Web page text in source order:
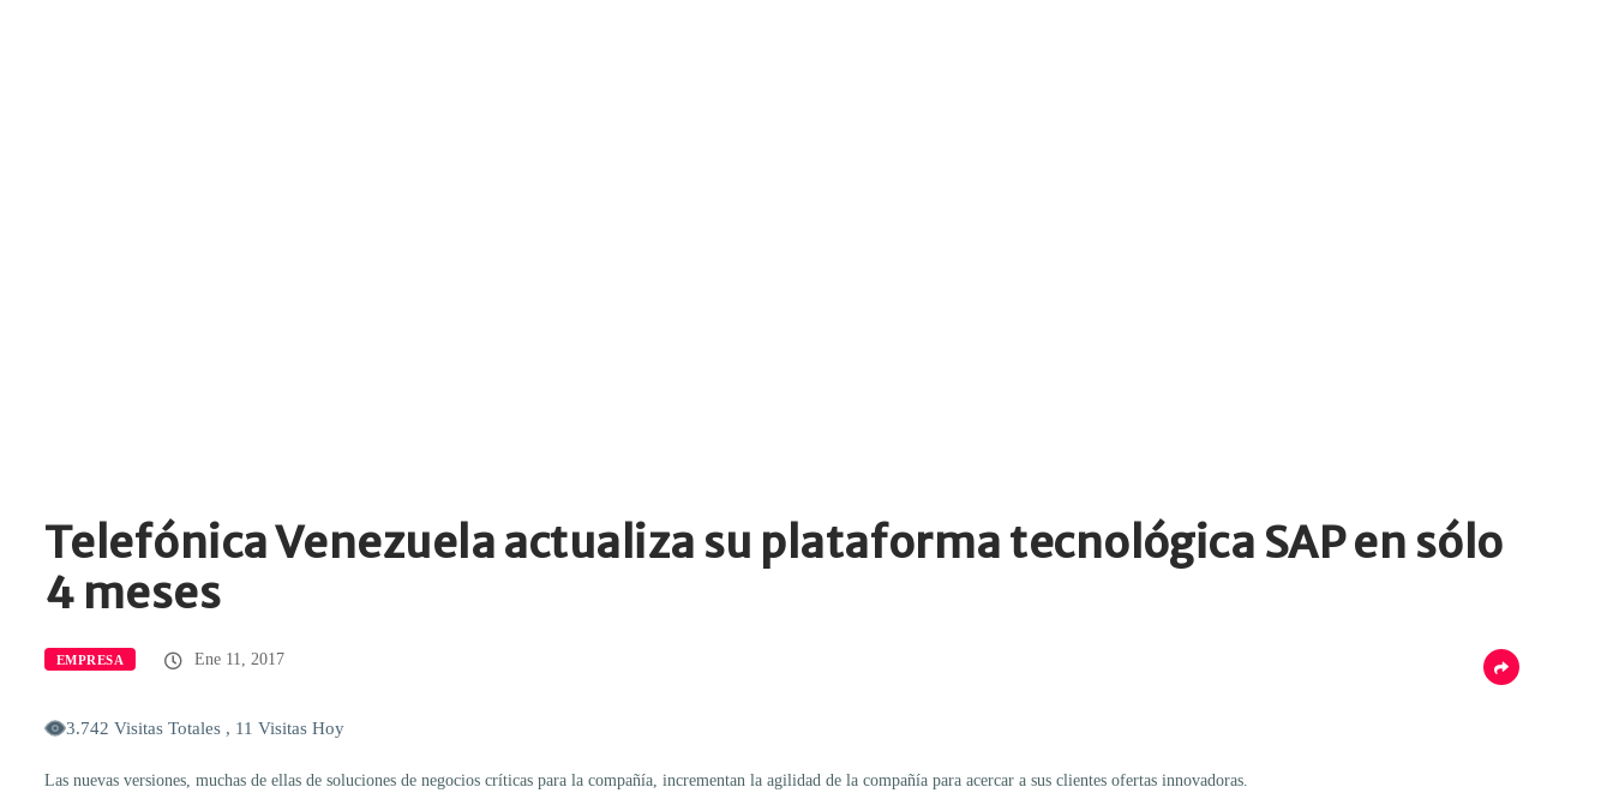
Telefónica Venezuela actualiza su plataforma tecnológica SAP en sólo
4 meses
EMPRESA Ene 11, 2017
3.742 Visitas Totales , 11 Visitas Hoy
Las nuevas versiones, muchas de ellas de soluciones de negocios críticas para la compañía, incrementan la agilidad de la compañía para acercar a sus clientes ofertas innovadoras.